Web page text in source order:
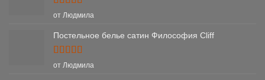
Оценка5
от Людмила
Постельное белье сатин Философия Cliff
Оценка5
от Людмила